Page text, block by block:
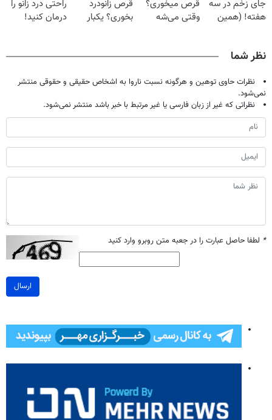
جای زخم در سه
هفته! (همین
قرص میخوری؟
وقتی می‌شه
قرص زانودرد
بخوری؟ یکبار
راحتی درد زانو را
درمان کنید!
نظر شما
نظرات حاوی توهین و هرگونه نسبت ناروا به اشخاص حقیقی و حقوقی منتشر
نمی‌شود.
نظراتی که غیر از زبان فارسی یا غیر مرتبط با خبر باشد منتشر نمی‌شود.
* لطفا حاصل عبارت را در جعبه متن روبرو وارد کنید
ارسال